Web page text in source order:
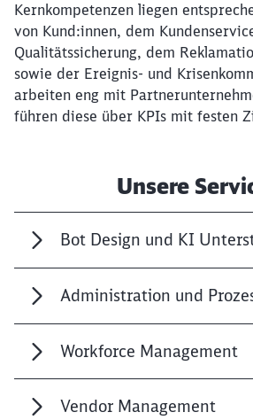
Kernkompetenzen liegen
von Kund:innen, dem
Qualitätssicherung, dem
sowie der Ereignis- und
arbeiten eng mit
führen diese über KPIs mit festen
Unsere
Bot Design und KI
Administration und
Workforce Management
Vendor Management